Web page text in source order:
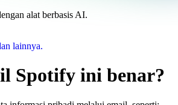
alat berbasis AI.
lainnya.
Spotify ini benar?